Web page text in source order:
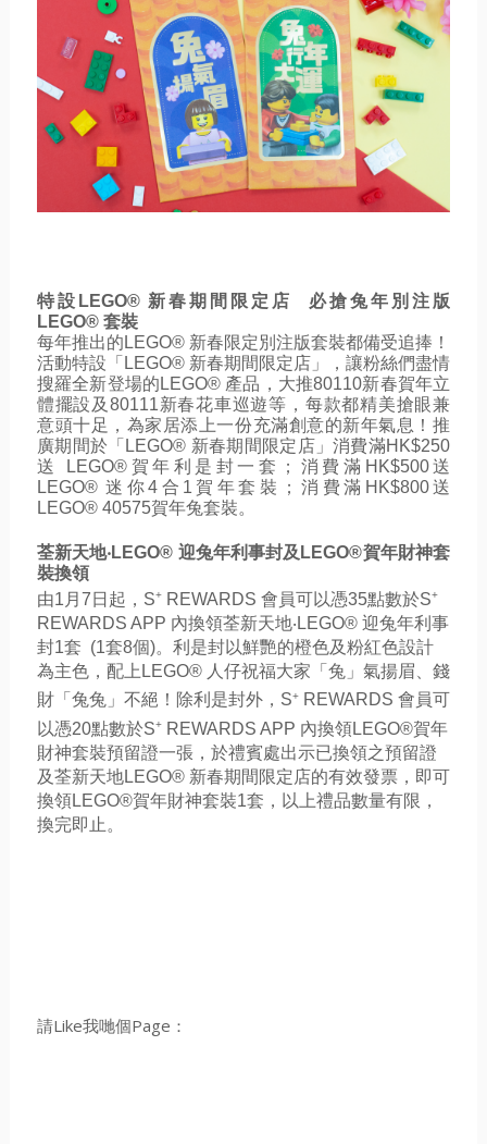
特設LEGO® 新春期間限定店  必搶兔年別注版
LEGO® 套裝
每年推出的 LEGO® 新春限定別注版套裝都備受追捧！
活動特設「LEGO® 新春期間限定店」，讓粉絲們盡情
搜羅全新登場的 LEGO® 產品，大推80110新春賀年立
體擺設及80111新春花車巡遊等，每款都精美搶眼兼
意頭十足，為家居添上一份充滿創意的新年氣息！推
廣期間於「LEGO® 新春期間限定店」消費滿HK$250
送
LEGO® 賀年利是封一套；消費滿HK$500送
LEGO® 迷你4合1賀年套裝；消費滿HK$800送
LEGO® 40575賀年兔套裝。
荃新天地‧LEGO® 迎兔年利事封及LEGO®賀年財神套
裝換領
由1月7日起，S+ REWARDS 會員可以憑35點數於S+
REWARDS APP 內換領荃新天地‧LEGO® 迎兔年利事
封1套  (1套8個)。利是封以鮮艷的橙色及粉紅色設計
為主色，配上LEGO® 人仔祝福大家「兔」氣揚眉、錢
財「兔兔」不絕！除利是封外，S+ REWARDS 會員可
以憑20點數於S+ REWARDS APP 內換領LEGO®賀年
財神套裝預留證一張，於禮賓處出示已換領之預留證
及荃新天地LEGO® 新春期間限定店的有效發票，即可
換領LEGO®賀年財神套裝1套，以上禮品數量有限，
換完即止。
請Like我哋個Page：